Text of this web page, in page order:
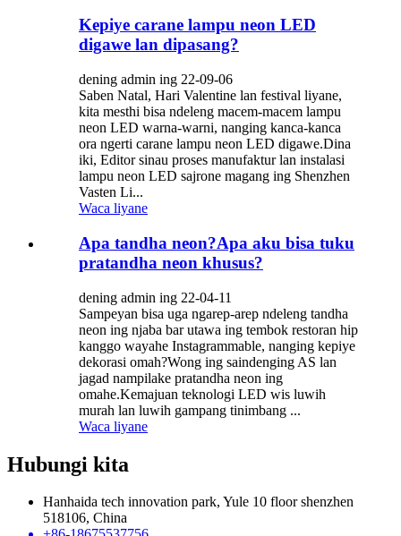
Kepiye carane lampu neon LED
digawe lan dipasang?
dening admin ing 22-09-06
Saben Natal, Hari Valentine lan festival liyane,
kita mesthi bisa ndeleng macem-macem lampu
neon LED warna-warni, nanging kanca-kanca
ora ngerti carane lampu neon LED digawe.Dina
iki, Editor sinau proses manufaktur lan instalasi
lampu neon LED sajrone magang ing Shenzhen
Vasten Li...
Waca liyane
Apa tandha neon?Apa aku bisa tuku
pratandha neon khusus?
dening admin ing 22-04-11
Sampeyan bisa uga ngarep-arep ndeleng tandha
neon ing njaba bar utawa ing tembok restoran hip
kanggo wayahe Instagrammable, nanging kepiye
dekorasi omah?Wong ing saindenging AS lan
jagad nampilake pratandha neon ing
omahe.Kemajuan teknologi LED wis luwih
murah lan luwih gampang tinimbang ...
Waca liyane
Hubungi kita
Hanhaida tech innovation park, Yule 10 floor shenzhen
518106, China